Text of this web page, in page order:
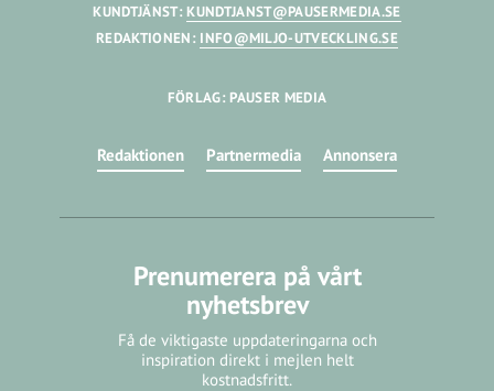
KUNDTJÄNST: KUNDTJANST@PAUSERMEDIA.SE
REDAKTIONEN: INFO@MILJO-UTVECKLING.SE
FÖRLAG: PAUSER MEDIA
Redaktionen Partnermedia Annonsera
Prenumerera på vårt
nyhetsbrev
Få de viktigaste uppdateringarna och
inspiration direkt i mejlen helt
kostnadsfritt.